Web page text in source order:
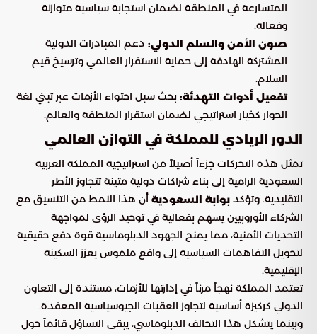
المتسارعة في المنطقة لضمان استجابة سياسية متوازنة
وفعالة.
صون الأمن والسلم الدولي: دعم المبادرات الدولية
المشتركة الهادفة إلى حماية الاستقرار العالمي وترسيخ قيم
السلام.
تفعيل أدوات التهدئة: بحث سبل احتواء الأزمات عبر تبني لغة
الحوار كخيار استراتيجي لضمان استقرار المنطقة والعالم.
الدور الريادي للمملكة في التوازن العالمي
تمثل هذه التحركات جزءاً أصيلاً من استراتيجية المملكة العربية
السعودية الرامية إلى بناء شراكات دولية متينة تتجاوز الأطر
التقليدية. وتؤكد بوابة السعودية أن هذا النمط من التنسيق مع
الشركاء الأوروبيين يسهم بفعالية في توحيد الرؤى لمواجهة
التحديات الأمنية، مما يمنح الجهود الدبلوماسية قوة دفع حقيقية
لتحويل التفاهمات السياسية إلى واقع ملموس يعزز السكينة
الإقليمية.
تعتمد المملكة نهجاً مرناً في إدارتها للأزمات، مستندة إلى التعاون
الدولي كركيزة أساسية لتجاوز العقبات الجيوسياسية المعقدة.
وبينما يتشكل هذا التحالف الدبلوماسي، يبقى التساؤل قائماً حول